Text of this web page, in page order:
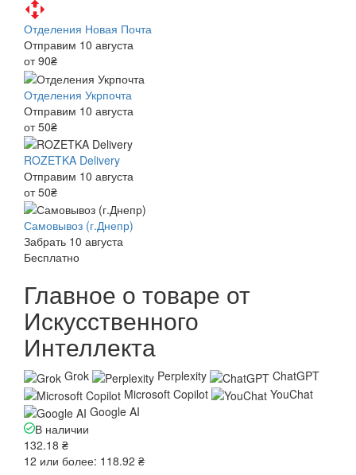
Отделения Новая Почта
Отправим 10 августа
от 90₴
Отделения Укрпочта
Отправим 10 августа
от 50₴
ROZETKA Delivery
Отправим 10 августа
от 50₴
Самовывоз (г.Днепр)
Забрать 10 августа
Бесплатно
Главное о товаре от
Искусственного
Интеллекта
Grok Perplexity
ChatGPT
Microsoft Copilot
YouChat
Google AI
В наличии
132.18 ₴
12 или более: 118.92 ₴